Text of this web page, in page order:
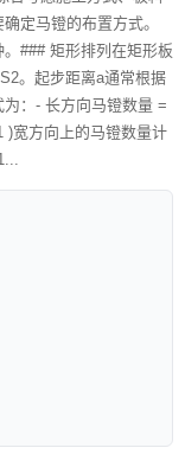
定马镫的布置方式。
### 矩形排列在矩形板
。起步距离a通常根据
：- 长方向马镫数量 =
)宽方向上的马镫数量计